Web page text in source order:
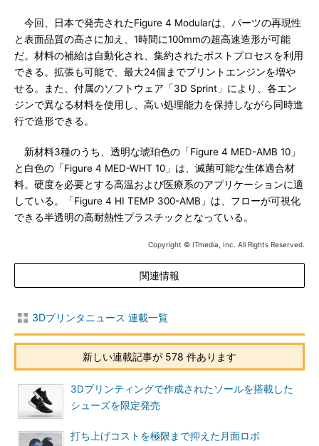
今回、日本で発売されたFigure 4 Modularは、パーツの再現性
と表面品質の高さに加え、1時間に100mmの超高速造形が可能
だ。材料の補給は自動化され、集約されたポストプロセスを利用
できる。拡張も可能で、最大24個までプリントエンジンを増や
せる。また、付属のソフトウェア「3D Sprint」により、各エン
ジンで異なる材料を使用し、高い処理能力を保持しながら同時進
行で造形できる。
新材料3種のうち、透明な琥珀色の「Figure 4 MED-AMB 10」
と白色の「Figure 4 MED-WHT 10」は、滅菌可能な生体適合材
料。硬度を必要とする高温および医療系のアプリケーションに適
している。「Figure 4 HI TEMP 300-AMB」は、フローが可視化
できる半透明の高耐熱性プラスチックとなっている。
Copyright © ITmedia, Inc. All Rights Reserved.
関連情報
3Dプリンタニュース 連載一覧
新しい連載記事が 578 件あります
3Dプリンティングで作成されたソールを搭載した
シューズを限定発売
打ち上げコストを極限まで抑えた月面ロボ